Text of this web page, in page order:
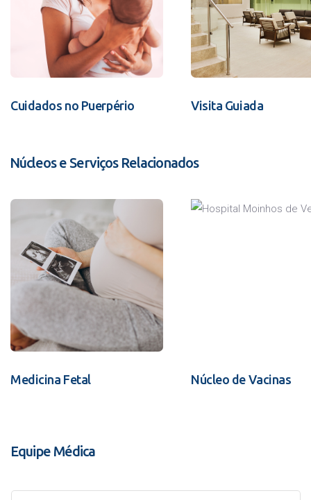
Cuidados no Puerpério Visita Guiada
Núcleos e Serviços Relacionados
Medicina Fetal Núcleo de Vacinas
Equipe Médica